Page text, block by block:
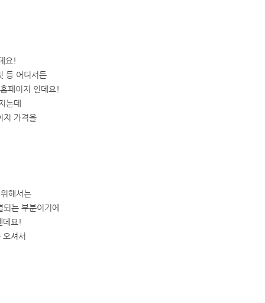
요!
등 어디서든
페이지 인데요!
는데
지 가격을
해서는
는 부분이기에
데요!
셔서